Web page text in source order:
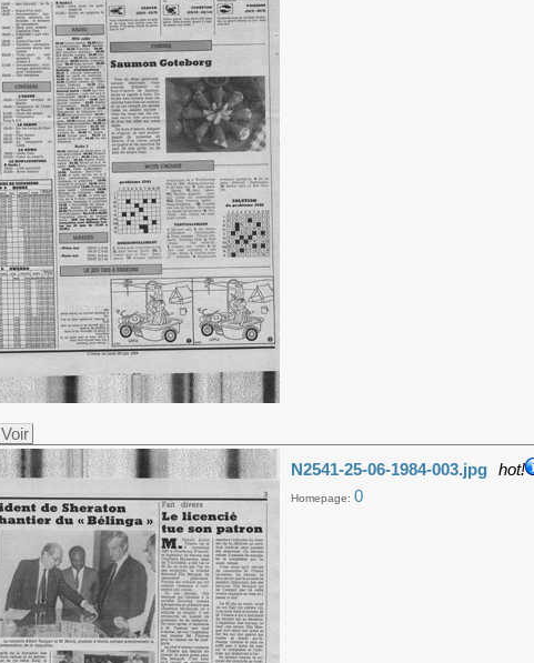
Voir
N2541-25-06-1984-003.jpg hot!
Homepage: 0